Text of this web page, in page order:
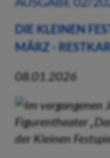
DIE KLEINEN
MÄRZ -
08.01.2026